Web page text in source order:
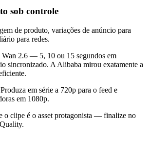
sob controle
de produto, variações de anúncio para
para redes.
Wan 2.6 — 5, 10 ou 15 segundos em
sincronizado. A Alibaba mirou exatamente a
Produza em série a 720p para o feed e
em 1080p.
o clipe é o asset protagonista — finalize no